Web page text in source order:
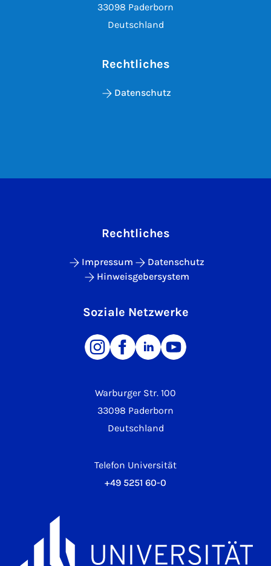
33098 Paderborn
Deutschland
Rechtliches
Datenschutz
Warburger Str. 100
33098 Paderborn
Deutschland
Telefon Universität
+49 5251 60-0
Rechtliches
Impressum
Datenschutz
Hinweisgebersystem
Soziale Netzwerke